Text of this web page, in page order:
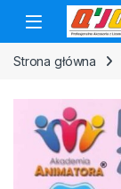
Skip to navigation
Skip to content
Strona główna